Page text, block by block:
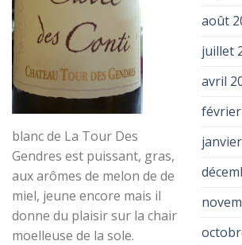
blanc de La Tour Des
Gendres est puissant, gras,
aux arômes de melon de de
miel, jeune encore mais il
donne du plaisir sur la chair
moelleuse de la sole.
août
juillet
avril